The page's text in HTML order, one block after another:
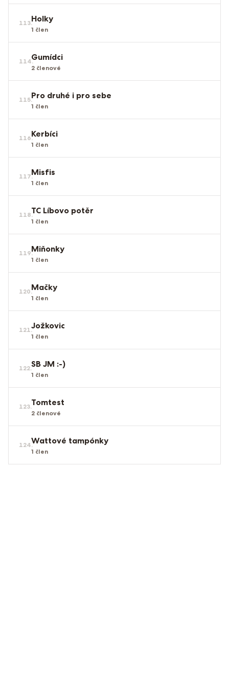
113.Holky
1 člen
114.Gumídci
2 členové
115.Pro druhé i pro sebe
1 člen
116.Kerbíci
1 člen
117.Misfis
1 člen
118.TC Líbovo potěr
1 člen
119.Miňonky
1 člen
120.Mačky
1 člen
121.Jožkovic
1 člen
122.SB JM :-)
1 člen
123.Tomtest
2 členové
124.Wattové tampónky
1 člen